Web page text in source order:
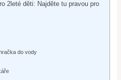
2leté děti: Najděte tu pravou pro
do vody